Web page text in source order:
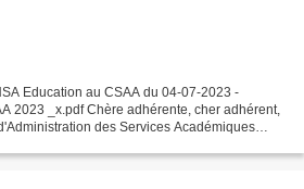
Education au CSAA du 04-07-2023 -
2023 _x.pdf Chère adhérente, cher adhérent,
des Services Académiques